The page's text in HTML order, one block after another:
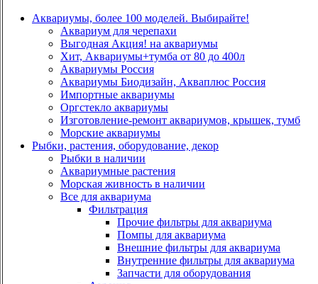
Аквариумы, более 100 моделей. Выбирайте!
Аквариум для черепахи
Выгодная Акция! на аквариумы
Хит, Аквариумы+тумба от 80 до 400л
Аквариумы Россия
Аквариумы Биодизайн, Акваплюс Россия
Импортные аквариумы
Оргстекло аквариумы
Изготовление-ремонт аквариумов, крышек, тумб
Морские аквариумы
Рыбки, растения, оборудование, декор
Рыбки в наличии
Аквариумные растения
Морская живность в наличии
Все для аквариума
Фильтрация
Прочие фильтры для аквариума
Помпы для аквариума
Внешние фильтры для аквариума
Внутренние фильтры для аквариума
Запчасти для оборудования